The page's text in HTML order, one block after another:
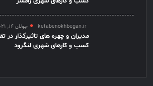
ketabenokhbegan.ir جولای 14, 2021
مدیران و چهره های تاثیرگذار در
کسب و کارهای شهری لنگرود